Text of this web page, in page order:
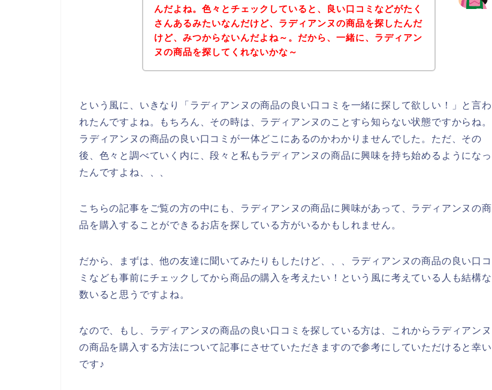
んだよね。色々とチェックしていると、良い口コミなどがたく
さんあるみたいなんだけど、ラディアンヌの商品を探したんだ
けど、みつからないんだよね～。だから、一緒に、ラディアン
ヌの商品を探してくれないかな～
という風に、いきなり「ラディアンヌの商品の良い口コミを一緒に探して欲しい！」と言わ
れたんですよね。もちろん、その時は、ラディアンヌのことすら知らない状態ですからね。
ラディアンヌの商品の良い口コミが一体どこにあるのかわかりませんでした。ただ、その
後、色々と調べていく内に、段々と私もラディアンヌの商品に興味を持ち始めるようになっ
たんですよね、、、
こちらの記事をご覧の方の中にも、ラディアンヌの商品に興味があって、ラディアンヌの商
品を購入することができるお店を探している方がいるかもしれません。
だから、まずは、他の友達に聞いてみたりもしたけど、、、ラディアンヌの商品の良い口コ
ミなども事前にチェックしてから商品の購入を考えたい！という風に考えている人も結構な
数いると思うですよね。
なので、もし、ラディアンヌの商品の良い口コミを探している方は、これからラディアンヌ
の商品を購入する方法について記事にさせていただきますので参考にしていただけると幸い
です♪